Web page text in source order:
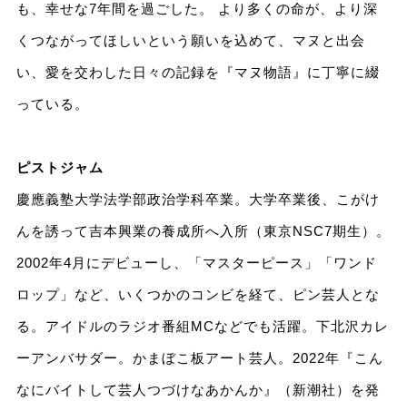
も、幸せな7年間を過ごした。 より多くの命が、より深
くつながってほしいという願いを込めて、マヌと出会
い、愛を交わした日々の記録を『マヌ物語』に丁寧に綴
っている。
ピストジャム
慶應義塾大学法学部政治学科卒業。大学卒業後、こがけ
んを誘って吉本興業の養成所へ入所（東京NSC7期生）。
2002年4月にデビューし、「マスターピース」「ワンド
ロップ」など、いくつかのコンビを経て、ピン芸人とな
る。アイドルのラジオ番組MCなどでも活躍。下北沢カレ
ーアンバサダー。かまぼこ板アート芸人。2022年『こん
なにバイトして芸人つづけなあかんか』（新潮社）を発